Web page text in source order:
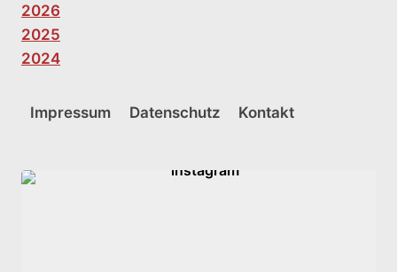
2026
2025
2024
Impressum Datenschutz Kontakt